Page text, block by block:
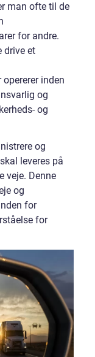
man ofte til de
for andre.
drive et
inden
og
og
og
leveres på
veje. Denne
og
for
for